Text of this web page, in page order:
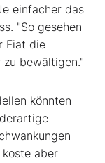
einfacher das
"So gesehen
Fiat die
bewältigen."
könnten
aber